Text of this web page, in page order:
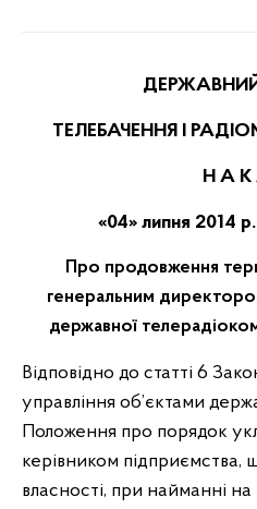
ТЕЛЕБАЧЕННЯ І
Н А К
«04» липня 2014
Про продовження
генеральним
державної
Відповідно до статті 6
управління об’єктами
Положення про порядок
керівником підприємства,
власності, при найманні